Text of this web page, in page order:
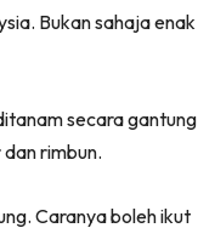
(Twitter)
Bukan sahaja enak
secara gantung
rimbun.
Caranya boleh ikut